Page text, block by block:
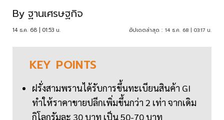
By ฐานเศรษฐกิจ
14 ธ.ค. 68 | 01:53 น. อัปเดตล่าสุด : 14 ธ.ค. 68 | 03:17 น.
KEY POINTS
ฝรั่งสามพรานได้รับการขึ้นทะเบียนสินค้า GI
ทำให้ราคาขายปลีกเพิ่มขึ้นกว่า 2 เท่า จากเดิม
กิโลกรัมละ 30 บาท เป็น 50-70 บาท